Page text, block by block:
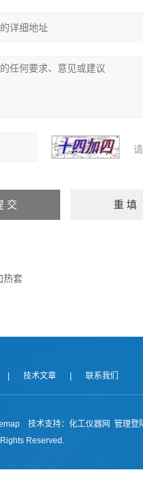
热套
技术文章 联系我们
技术支持： 化工仪器网 管理登
Reserved.